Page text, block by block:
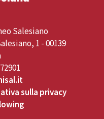
Salesiano
1 - 00139
sulla privacy